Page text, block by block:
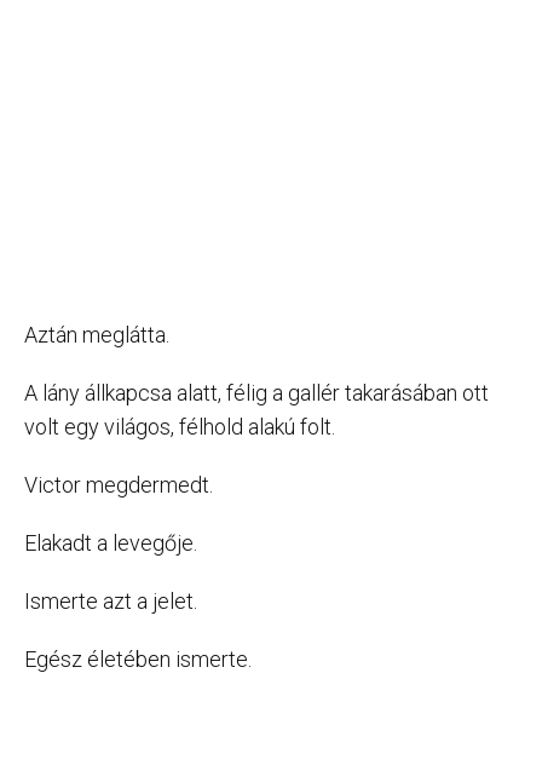
Aztán meglátta.
A lány állkapcsa alatt, félig a gallér takarásában ott
volt egy világos, félhold alakú folt.
Victor megdermedt.
Elakadt a levegője.
Ismerte azt a jelet.
Egész életében ismerte.